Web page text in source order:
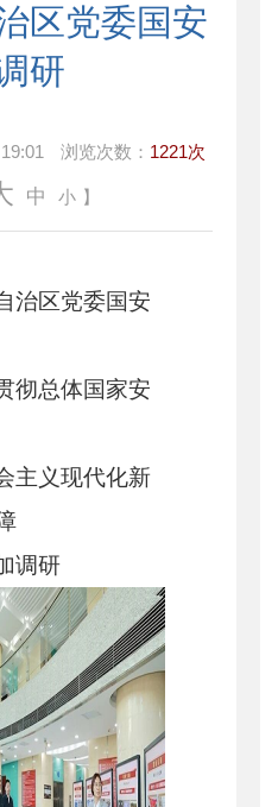
区党委国安
研
浏览次数： 1221次
中 小 】
治区党委国安
彻总体国家安
主义现代化新
调研